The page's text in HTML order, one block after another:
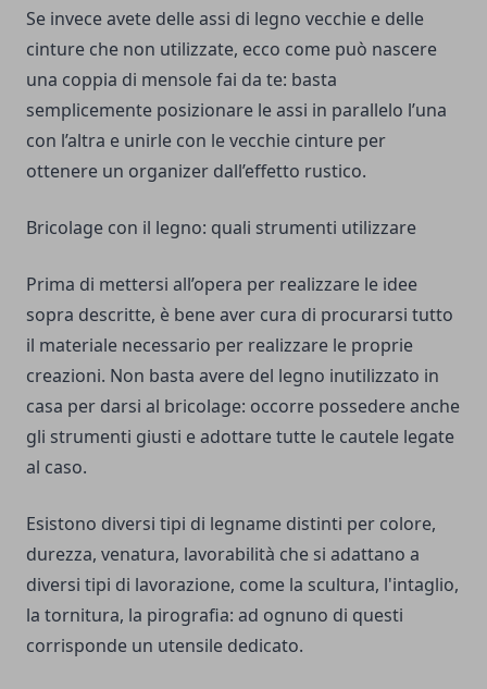
Se invece avete delle assi di legno vecchie e delle
cinture che non utilizzate, ecco come può nascere
una coppia di mensole fai da te: basta
semplicemente posizionare le assi in parallelo l’una
con l’altra e unirle con le vecchie cinture per
ottenere un organizer dall’effetto rustico.
Bricolage con il legno: quali strumenti utilizzare
Prima di mettersi all’opera per realizzare le idee
sopra descritte, è bene aver cura di procurarsi tutto
il materiale necessario per realizzare le proprie
creazioni. Non basta avere del legno inutilizzato in
casa per darsi al bricolage: occorre possedere anche
gli strumenti giusti e adottare tutte le cautele legate
al caso.
Esistono diversi tipi di legname distinti per colore,
durezza, venatura, lavorabilità che si adattano a
diversi tipi di lavorazione, come la scultura, l'intaglio,
la tornitura, la pirografia: ad ognuno di questi
corrisponde un utensile dedicato.